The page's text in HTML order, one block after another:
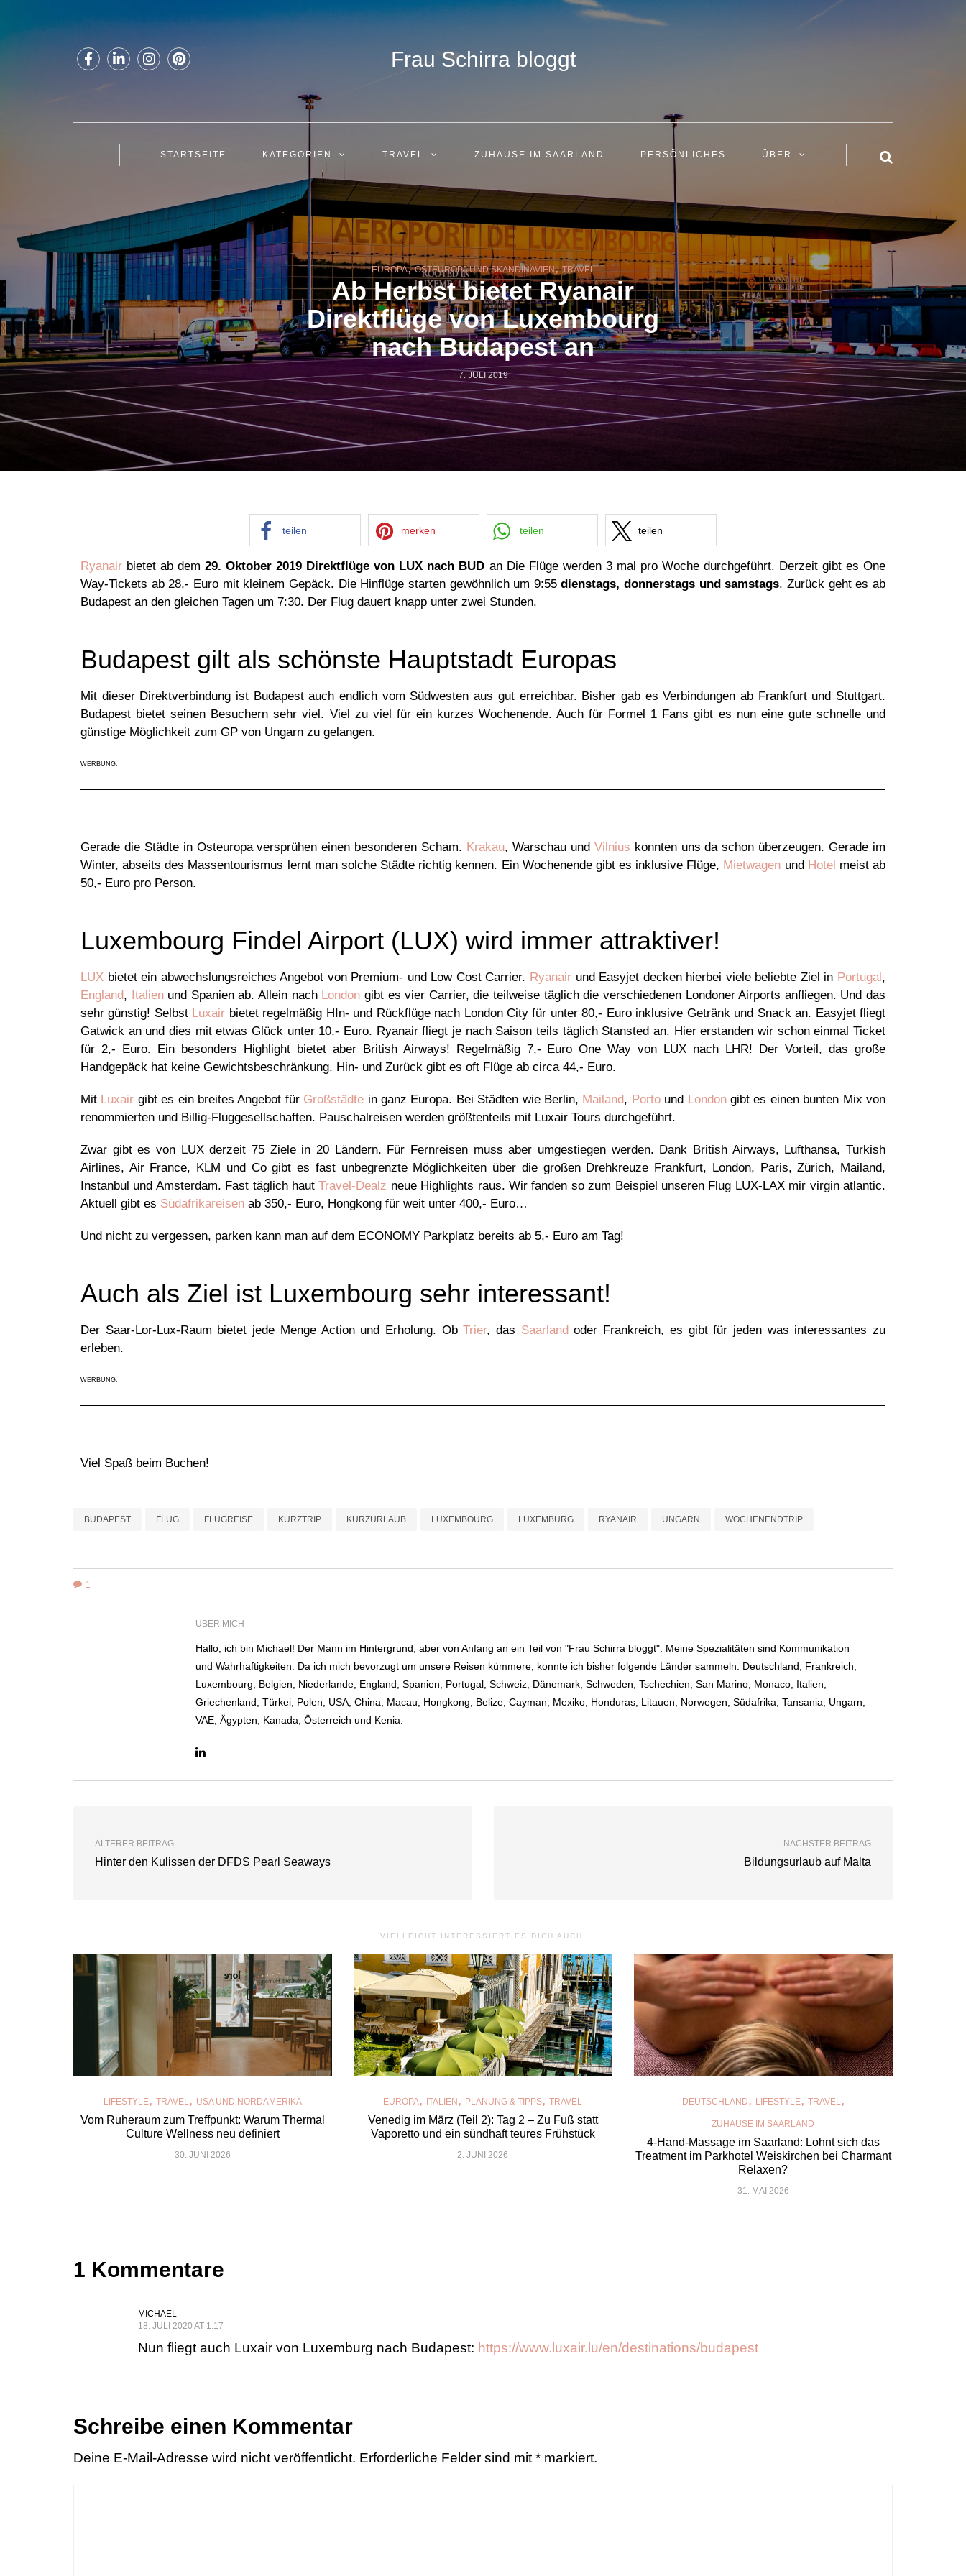
Frau Schirra bloggt
STARTSEITE KATEGORIEN TRAVEL ZUHAUSE IM SAARLAND PERSÖNLICHES ÜBER
EUROPA,OSTEUROPA UND SKANDINAVIEN,TRAVEL
Ab Herbst bietet Ryanair
Direktflüge von Luxembourg
nach Budapest an
7. JULI 2019
teilen merken teilen teilen
Ryanair bietet ab dem29. Oktober 2019 Direktflüge von LUX nach BUD an Die Flüge werden 3 mal pro Woche durchgeführt. Derzeit gibt es One
Way-Tickets ab 28,- Euro mit kleinem Gepäck. Die Hinflüge starten gewöhnlich um 9:55dienstags, donnerstags und samstags. Zurück geht es ab
Budapest an den gleichen Tagen um 7:30. Der Flug dauert knapp unter zwei Stunden.
Budapest gilt als schönste Hauptstadt Europas
Mit dieser Direktverbindung ist Budapest auch endlich vom Südwesten aus gut erreichbar. Bisher gab es Verbindungen ab Frankfurt und Stuttgart.
Budapest bietet seinen Besuchern sehr viel. Viel zu viel für ein kurzes Wochenende. Auch für Formel 1 Fans gibt es nun eine gute schnelle und
günstige Möglichkeit zum GP von Ungarn zu gelangen.
WERBUNG:
Gerade die Städte in Osteuropa versprühen einen besonderen Scham. Krakau, Warschau und Vilnius konnten uns da schon überzeugen. Gerade im
Winter, abseits des Massentourismus lernt man solche Städte richtig kennen. Ein Wochenende gibt es inklusive Flüge, Mietwagen und Hotel meist ab
50,- Euro pro Person.
Luxembourg Findel Airport (LUX) wird immer attraktiver!
LUX bietet ein abwechslungsreiches Angebot von Premium- und Low Cost Carrier. Ryanair und Easyjet decken hierbei viele beliebte Ziel in Portugal,
England, Italienund Spanien ab. Allein nach London gibt es vier Carrier, die teilweise täglich die verschiedenen Londoner Airports anfliegen. Und das
sehr günstig! Selbst Luxair bietet regelmäßig HIn- und Rückflüge nach London City für unter 80,- Euro inklusive Getränk und Snack an. Easyjet fliegt
Gatwick an und dies mit etwas Glück unter 10,- Euro. Ryanair fliegt je nach Saison teils täglich Stansted an. Hier erstanden wir schon einmal Ticket
für 2,- Euro. Ein besonders Highlight bietet aber British Airways! Regelmäßig 7,- Euro One Way von LUX nach LHR! Der Vorteil, das große
Handgepäck hat keine Gewichtsbeschränkung. Hin- und Zurück gibt es oft Flüge ab circa 44,- Euro.
Mit Luxair gibt es ein breites Angebot für Großstädte in ganz Europa. Bei Städten wie Berlin, Mailand, Portound Londongibt es einen bunten Mix von
renommierten und Billig-Fluggesellschaften. Pauschalreisen werden größtenteils mit Luxair Tours durchgeführt.
Zwar gibt es von LUX derzeit 75 Ziele in 20 Ländern. Für Fernreisen muss aber umgestiegen werden. Dank British Airways, Lufthansa, Turkish
Airlines, Air France, KLM und Co gibt es fast unbegrenzte Möglichkeiten über die großen Drehkreuze Frankfurt, London, Paris, Zürich, Mailand,
Instanbul und Amsterdam. Fast täglich hautTravel-Dealz neue Highlights raus. Wir fanden so zum Beispiel unseren Flug LUX-LAX mir virgin atlantic.
Aktuell gibt es Südafrikareisen ab 350,- Euro, Hongkong für weit unter 400,- Euro…
Und nicht zu vergessen, parken kann man auf dem ECONOMY Parkplatz bereits ab 5,- Euro am Tag!
Auch als Ziel ist Luxembourg sehr interessant!
Der Saar-Lor-Lux-Raum bietet jede Menge Action und Erholung. ObTrier, das Saarlandoder Frankreich, es gibt für jeden was interessantes zu
erleben.
WERBUNG:
Viel Spaß beim Buchen!
BUDAPEST FLUG FLUGREISE KURZTRIP KURZURLAUB LUXEMBOURG LUXEMBURG RYANAIR UNGARN WOCHENENDTRIP
1
ÜBER MICH
Hallo, ich bin Michael! Der Mann im Hintergrund, aber von Anfang an ein Teil von "Frau Schirra bloggt". Meine Spezialitäten sind Kommunikation
und Wahrhaftigkeiten. Da ich mich bevorzugt um unsere Reisen kümmere, konnte ich bisher folgende Länder sammeln: Deutschland, Frankreich,
Luxembourg, Belgien, Niederlande, England, Spanien, Portugal, Schweiz, Dänemark, Schweden, Tschechien, San Marino, Monaco, Italien,
Griechenland, Türkei, Polen, USA, China, Macau, Hongkong, Belize, Cayman, Mexiko, Honduras, Litauen, Norwegen, Südafrika, Tansania, Ungarn,
VAE, Ägypten, Kanada, Österreich und Kenia.
ÄLTERER BEITRAG
Hinter den Kulissen der DFDS Pearl Seaways
NÄCHSTER BEITRAG
Bildungsurlaub auf Malta
VIELLEICHT INTERESSIERT ES DICH AUCH!
LIFESTYLE, TRAVEL, USA UND NORDAMERIKA
Vom Ruheraum zum Treffpunkt: Warum Thermal
Culture Wellness neu definiert
30. JUNI 2026
EUROPA, ITALIEN , PLANUNG & TIPPS,TRAVEL
Venedig im März (Teil 2): Tag 2 – Zu Fuß statt
Vaporetto und ein sündhaft teures Frühstück
2. JUNI 2026
DEUTSCHLAND, LIFESTYLE, TRAVEL,
ZUHAUSE IM SAARLAND
4-Hand-Massage im Saarland: Lohnt sich das
Treatment im Parkhotel Weiskirchen bei Charmant
Relaxen?
31. MAI 2026
1 Kommentare
MICHAEL
18. JULI 2020 AT 1:17
Nun fliegt auch Luxair von Luxemburg nach Budapest: https://www.luxair.lu/en/destinations/budapest
Schreibe einen Kommentar
Deine E-Mail-Adresse wird nicht veröffentlicht. Erforderliche Felder sind mit * markiert.